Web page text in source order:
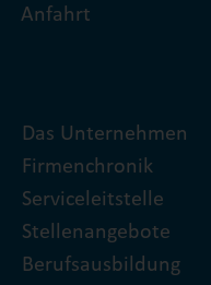
Anfahrt
Das Unternehmen
Firmenchronik
Serviceleitstelle
Stellenangebote
Berufsausbildung